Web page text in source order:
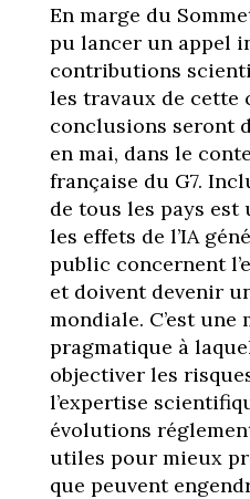
En marge du
pu lancer un appel
contributions
les travaux de cette
conclusions seront
en mai, dans le
française du G7.
de tous les pays est
les effets de l’IA
public concernent
et doivent devenir
mondiale. C’est une
pragmatique à
objectiver les
l’expertise
évolutions
utiles pour mieux
que peuvent